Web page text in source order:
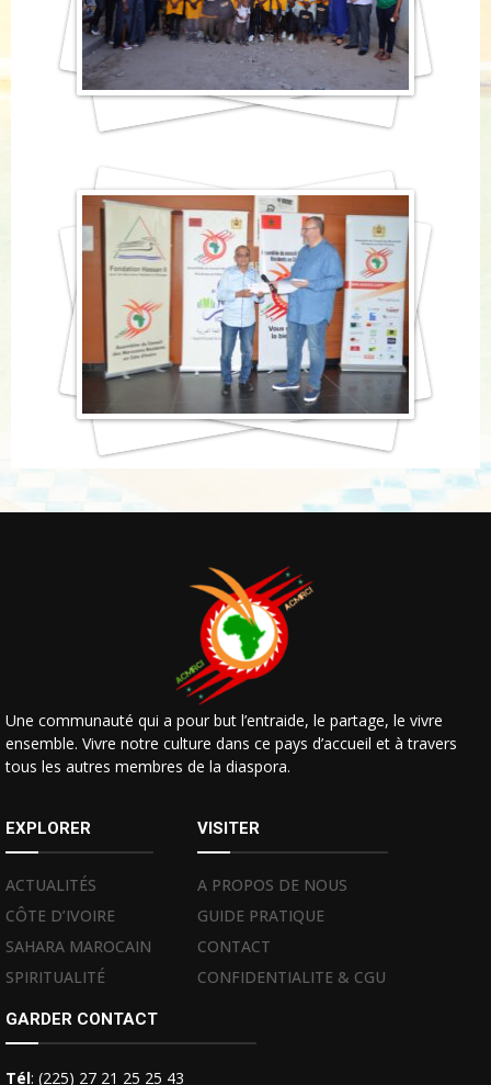
Une communauté qui a pour but l’entraide, le partage, le vivre
ensemble. Vivre notre culture dans ce pays d’accueil et à travers
tous les autres membres de la diaspora.
EXPLORER
ACTUALITÉS
CÔTE D’IVOIRE
SAHARA MAROCAIN
SPIRITUALITÉ
VISITER
A PROPOS DE NOUS
GUIDE PRATIQUE
CONTACT
CONFIDENTIALITE & CGU
GARDER CONTACT
Tél: (225) 27 21 25 25 43